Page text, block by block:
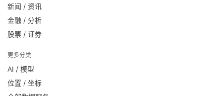
新闻 / 资讯
金融 / 分析
股票 / 证券
更多分类
AI / 模型
位置 / 坐标